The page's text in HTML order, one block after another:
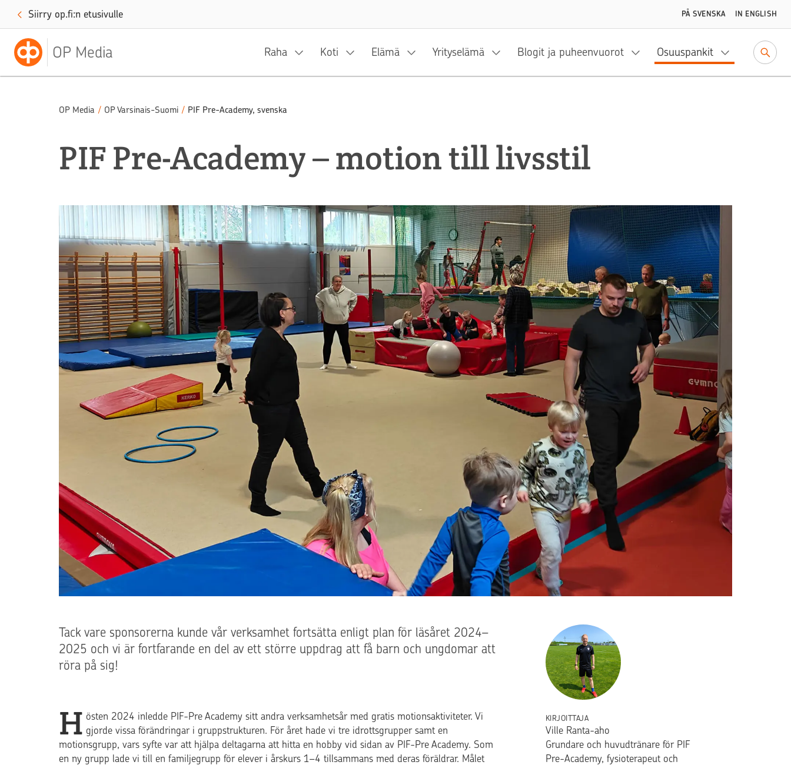
Siirry op.fi:n etusivulle PÅ SVENSKA IN ENGLISH
OP Media Raha Koti Elämä Yrityselämä Blogit ja puheenvuorot Osuuspankit
OP Media / OP Varsinais-Suomi / PIF Pre-Academy, svenska
PIF Pre-Academy – motion till livsstil
Tack vare sponsorerna kunde vår verksamhet fortsätta enligt plan för läsåret 2024–
2025 och vi är fortfarande en del av ett större uppdrag att få barn och ungdomar att
röra på sig!
H östen 2024 inledde PIF-Pre Academy sitt andra verksamhetsår med gratis motionsaktiviteter. Vi
gjorde vissa förändringar i gruppstrukturen. För året hade vi tre idrottsgrupper samt en
motionsgrupp, vars syfte var att hjälpa deltagarna att hitta en hobby vid sidan av PIF-Pre Academy. Som
en ny grupp lade vi till en familjegrupp för elever i årskurs 1–4 tillsammans med deras föräldrar. Målet
KIRJOITTAJA
Ville Ranta-aho
Grundare och huvudtränare för PIF
Pre-Academy, fysioterapeut och